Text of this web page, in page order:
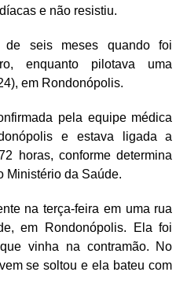
e não resistiu.
seis meses quando foi
enquanto pilotava uma
em Rondonópolis.
pela equipe médica
e estava ligada a
horas, conforme determina
Ministério da Saúde.
na terça-feira em uma rua
em Rondonópolis. Ela foi
vinha na contramão. No
se soltou e ela bateu com